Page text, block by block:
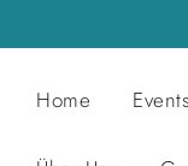
Home Events